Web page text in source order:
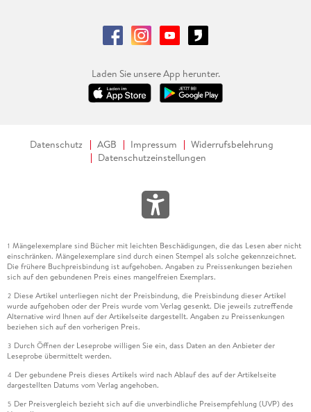
Laden Sie unsere App herunter.
Datenschutz AGB Impressum
Widerrufsbelehrung
Datenschutzeinstellungen
1 Mängelexemplare sind Bücher mit leichten Beschädigungen, die das Lesen aber nicht
einschränken. Mängelexemplare sind durch einen Stempel als solche gekennzeichnet.
Die frühere Buchpreisbindung ist aufgehoben. Angaben zu Preissenkungen beziehen
sich auf den gebundenen Preis eines mangelfreien Exemplars.
2 Diese Artikel unterliegen nicht der Preisbindung, die Preisbindung dieser Artikel
wurde aufgehoben oder der Preis wurde vom Verlag gesenkt. Die jeweils zutreffende
Alternative wird Ihnen auf der Artikelseite dargestellt. Angaben zu Preissenkungen
beziehen sich auf den vorherigen Preis.
3 Durch Öffnen der Leseprobe willigen Sie ein, dass Daten an den Anbieter der
Leseprobe übermittelt werden.
4 Der gebundene Preis dieses Artikels wird nach Ablauf des auf der Artikelseite
dargestellten Datums vom Verlag angehoben.
5 Der Preisvergleich bezieht sich auf die unverbindliche Preisempfehlung (UVP) des